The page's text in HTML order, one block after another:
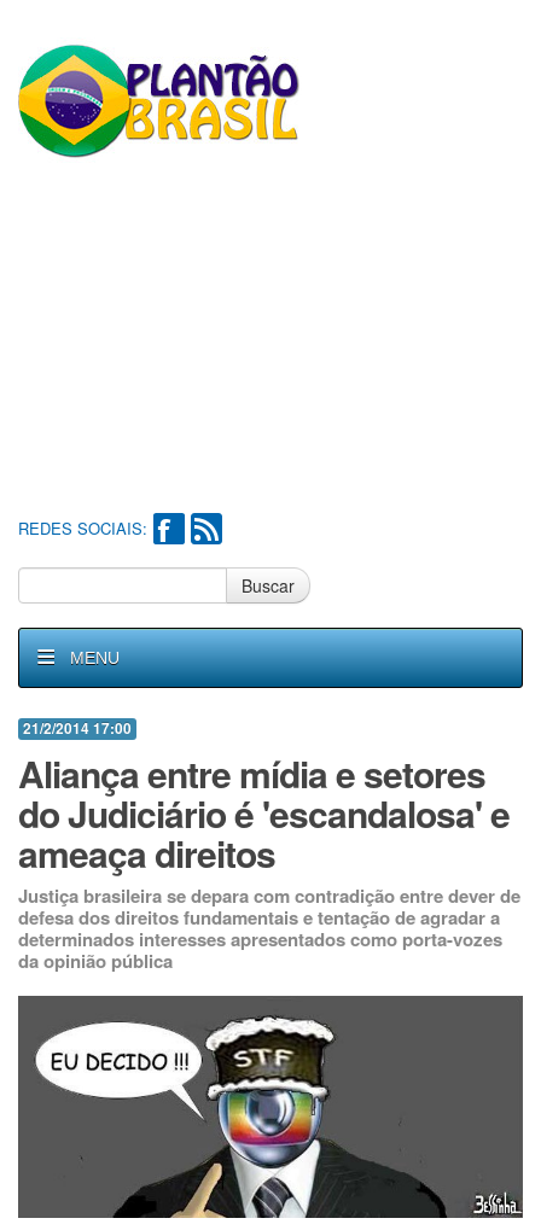
REDES SOCIAIS:
Buscar
MENU
21/2/2014 17:00
Aliança entre mídia e setores
do Judiciário é 'escandalosa' e
ameaça direitos
Justiça brasileira se depara com contradição entre dever de
defesa dos direitos fundamentais e tentação de agradar a
determinados interesses apresentados como porta-vozes
da opinião pública